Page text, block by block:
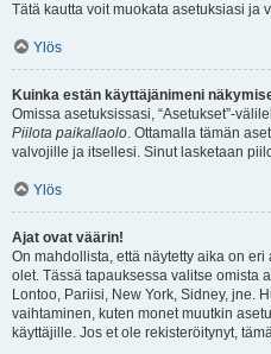
Tätä kautta voit muokata asetuksiasi ja
Ylös
Kuinka estän käyttäjänimeni
Omissa asetuksissasi, “Asetukset”-
Piilota paikallaolo. Ottamalla tämän
valvojille ja itsellesi. Sinut lasketaan
Ylös
Ajat ovat väärin!
On mahdollista, että näytetty aika on
olet. Tässä tapauksessa valitse omista
Lontoo, Pariisi, New York, Sidney, jne.
vaihtaminen, kuten monet muutkin
käyttäjille. Jos et ole rekisteröitynyt,